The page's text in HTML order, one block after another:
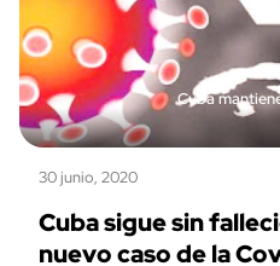
Cuba
30 junio, 2020
Cuba sigue sin
nuevo caso de la